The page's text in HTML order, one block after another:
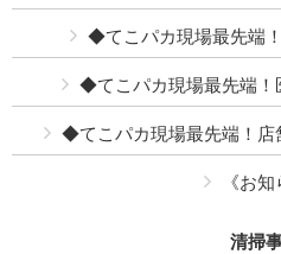
◆てこパカ現場最先端
◆てこパカ現場最先端！
◆てこパカ現場最先端！店
《お知
清掃